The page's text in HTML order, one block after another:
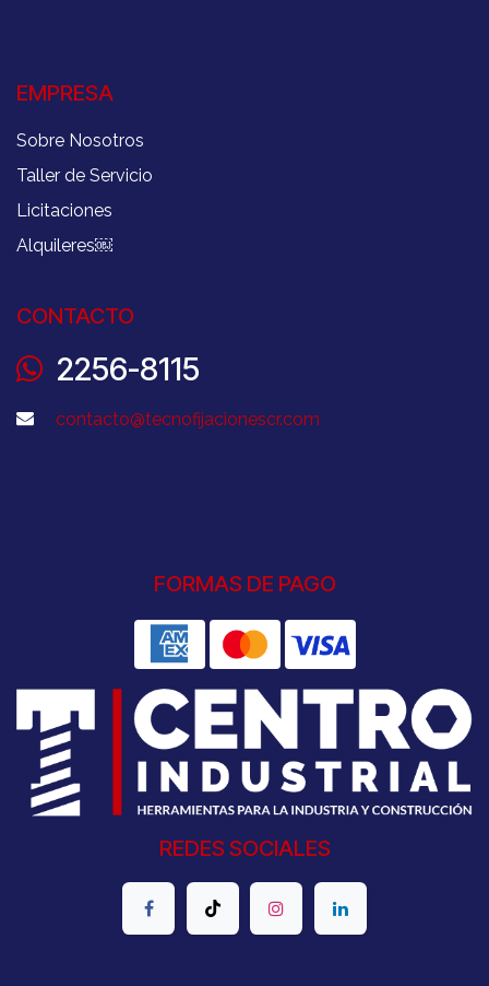
EMPRESA
Sobre Nosotros
Taller de Servicio
Licitaciones
Alquileres￼
CONTACTO
2256-8115
contacto@tecnofijacionescr.com
FORMAS DE PAGO
REDES SOCIALES